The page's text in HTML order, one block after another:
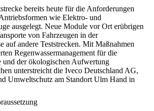
bereits heute für die Anforderungen
wie Elektro- und
ausgelegt. Neue Module vor Ort erübrigen
von Fahrzeugen in der
auf andere Teststrecken. Mit Maßnahmen
Regenwassermanagement für die
und der ökologischen Aufwertung
unterstreicht die Iveco Deutschland AG,
Umweltschutz am Standort Ulm Hand in